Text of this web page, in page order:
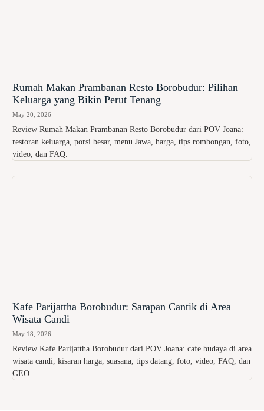
Rumah Makan Prambanan Resto Borobudur: Pilihan
Keluarga yang Bikin Perut Tenang
May 20, 2026
Review Rumah Makan Prambanan Resto Borobudur dari POV Joana:
restoran keluarga, porsi besar, menu Jawa, harga, tips rombongan, foto,
video, dan FAQ.
Kafe Parijattha Borobudur: Sarapan Cantik di Area
Wisata Candi
May 18, 2026
Review Kafe Parijattha Borobudur dari POV Joana: cafe budaya di area
wisata candi, kisaran harga, suasana, tips datang, foto, video, FAQ, dan
GEO.